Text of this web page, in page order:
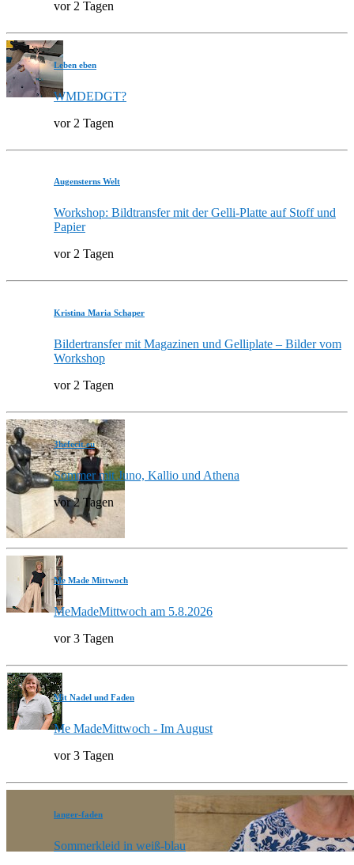
vor 2 Tagen
Leben eben
WMDEDGT?
vor 2 Tagen
Augensterns Welt
Workshop: Bildtransfer mit der Gelli-Platte auf Stoff und
Papier
vor 2 Tagen
Kristina Maria Schaper
Bildertransfer mit Magazinen und Gelliplate – Bilder vom
Workshop
vor 2 Tagen
3hefecit.eu
Sommer mit Juno, Kallio und Athena
vor 2 Tagen
Me Made Mittwoch
MeMadeMittwoch am 5.8.2026
vor 3 Tagen
Mit Nadel und Faden
Me MadeMittwoch - Im August
vor 3 Tagen
langer-faden
Sommerkleid in weiß-blau